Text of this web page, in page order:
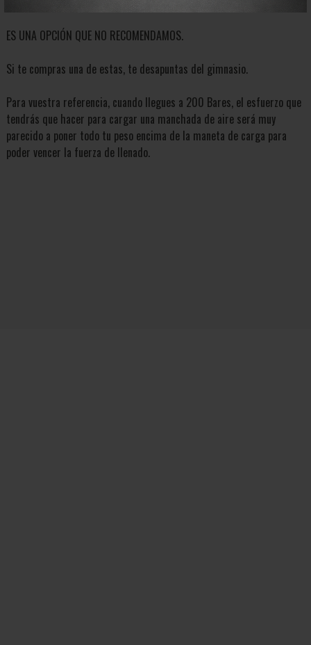
ES UNA OPCIÓN QUE NO RECOMENDAMOS.
Si te compras una de estas, te desapuntas del gimnasio.
Para vuestra referencia, cuando llegues a 200 Bares, el esfuerzo que
tendrás que hacer para cargar una manchada de aire será muy
parecido a poner todo tu peso encima de la maneta de carga para
poder vencer la fuerza de llenado.